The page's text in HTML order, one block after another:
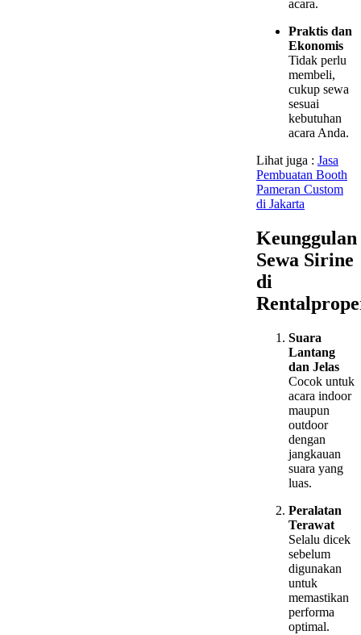
acara.
Praktis dan
Ekonomis
Tidak perlu
membeli,
cukup sewa
sesuai
kebutuhan
acara Anda.
Lihat juga : Jasa
Pembuatan Booth
Pameran Custom
di Jakarta
Keunggulan
Sewa Sirine
di
Suara
Lantang
dan Jelas
Cocok untuk
acara indoor
maupun
outdoor
dengan
jangkauan
suara yang
luas.
Peralatan
Terawat
Selalu dicek
sebelum
digunakan
untuk
memastikan
performa
optimal.